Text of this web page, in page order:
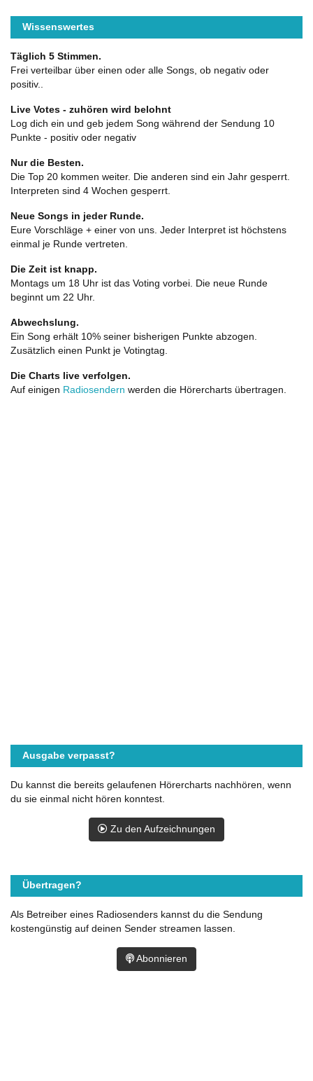
Wissenswertes
Täglich 5 Stimmen.
Frei verteilbar über einen oder alle Songs, ob negativ oder
positiv..
Live Votes - zuhören wird belohnt
Log dich ein und geb jedem Song während der Sendung 10
Punkte - positiv oder negativ
Nur die Besten.
Die Top 20 kommen weiter. Die anderen sind ein Jahr gesperrt.
Interpreten sind 4 Wochen gesperrt.
Neue Songs in jeder Runde.
Eure Vorschläge + einer von uns. Jeder Interpret ist höchstens
einmal je Runde vertreten.
Die Zeit ist knapp.
Montags um 18 Uhr ist das Voting vorbei. Die neue Runde
beginnt um 22 Uhr.
Abwechslung.
Ein Song erhält 10% seiner bisherigen Punkte abzogen.
Zusätzlich einen Punkt je Votingtag.
Die Charts live verfolgen.
Auf einigen Radiosendern werden die Hörercharts übertragen.
Ausgabe verpasst?
Du kannst die bereits gelaufenen Hörercharts nachhören, wenn
du sie einmal nicht hören konntest.
Zu den Aufzeichnungen
Übertragen?
Als Betreiber eines Radiosenders kannst du die Sendung
kostengünstig auf deinen Sender streamen lassen.
Abonnieren